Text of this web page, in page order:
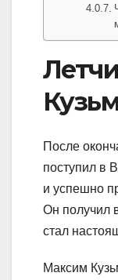
После
поступил в
и успешно
Он получил
стал
Максим